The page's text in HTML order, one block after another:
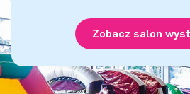
Zobacz salon